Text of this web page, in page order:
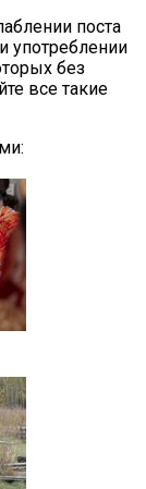
поста
употреблении
без
все такие